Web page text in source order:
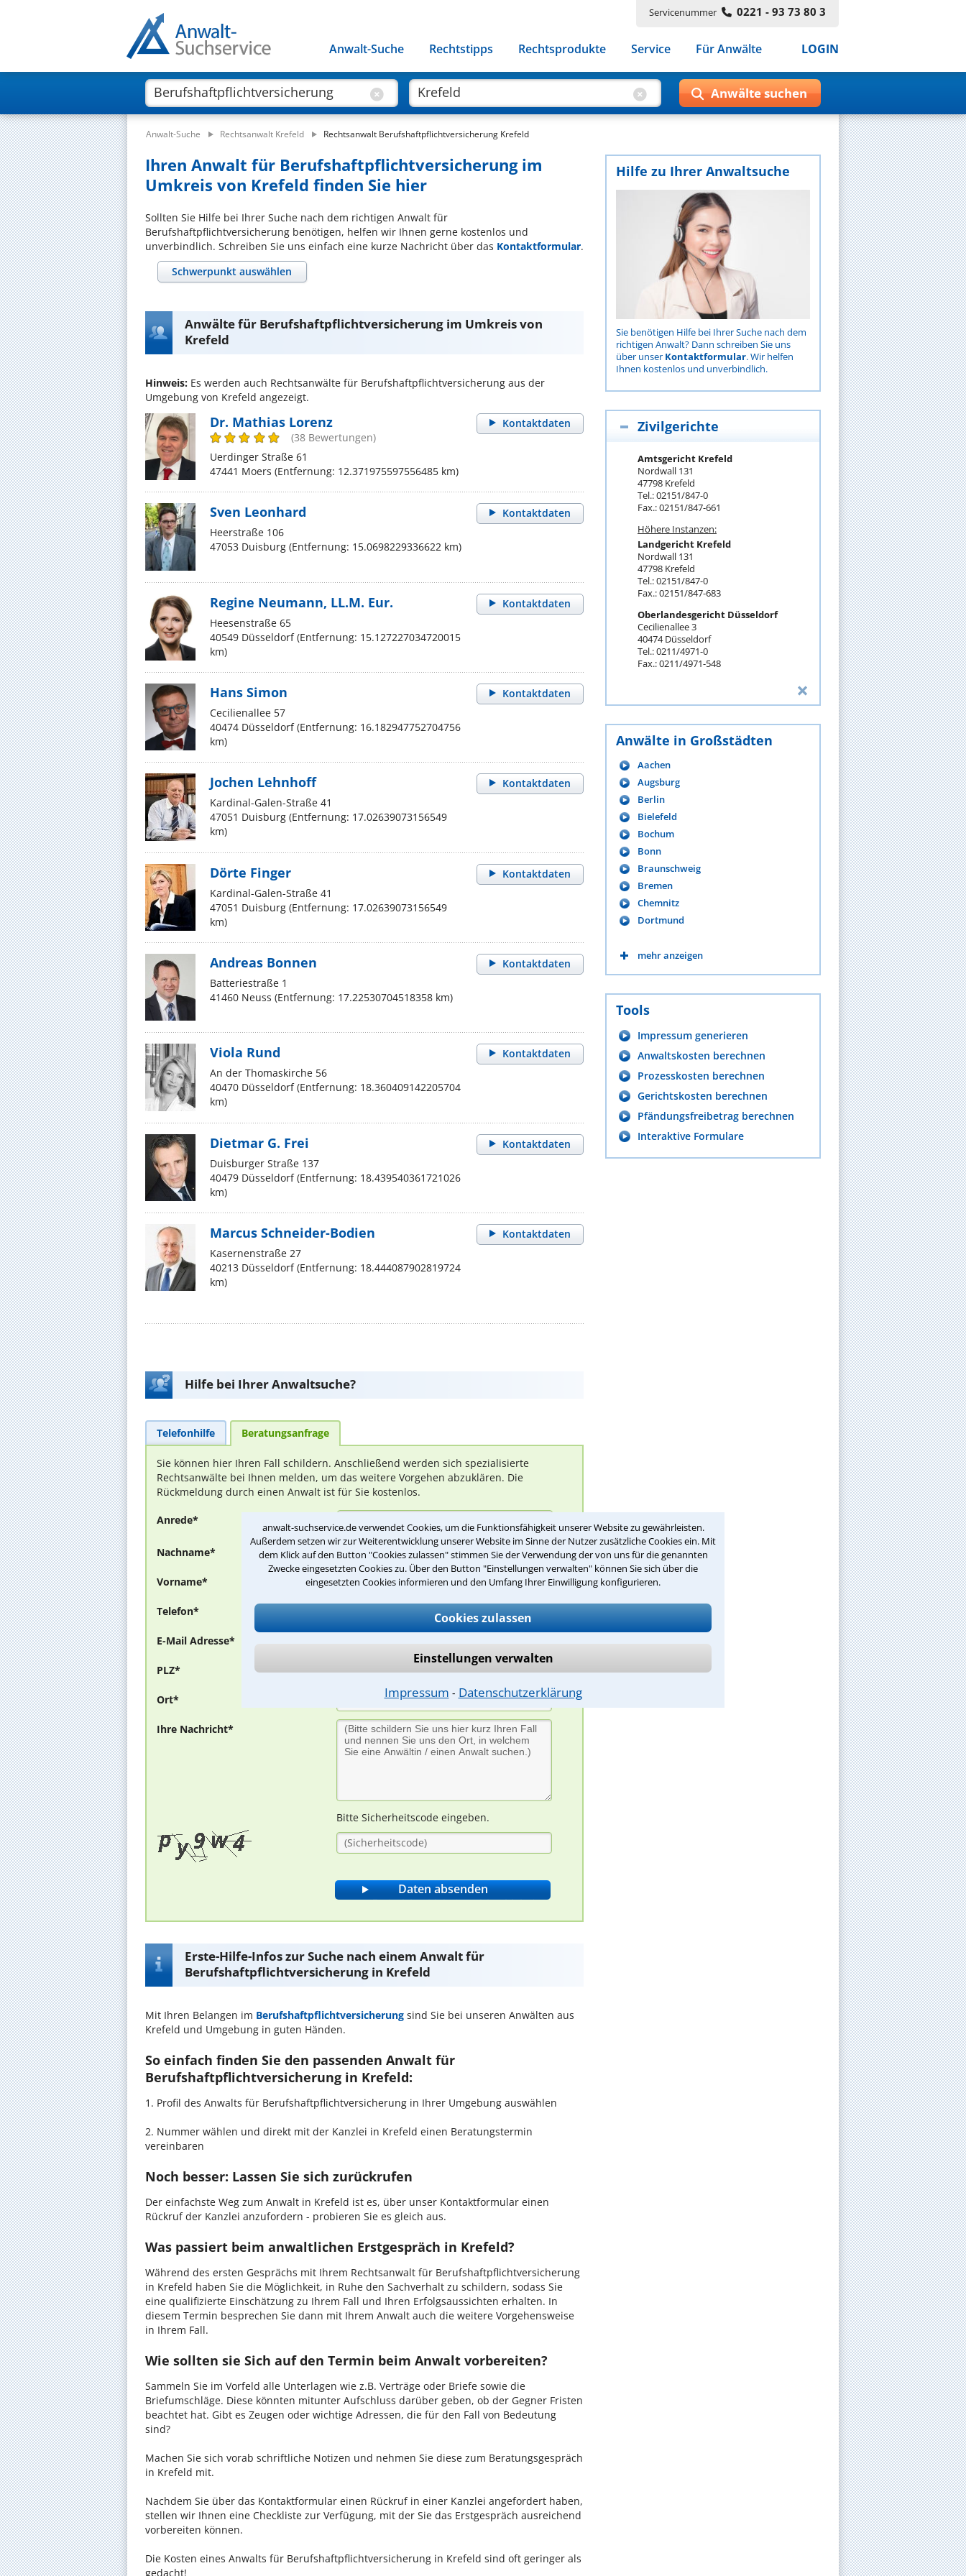
anwalt-suchservice.de verwendet Cookies, um die Funktionsfähigkeit unserer Website zu gewährleisten.
Außerdem setzen wir zur Weiterentwicklung unserer Website im Sinne der Nutzer zusätzliche Cookies ein. Mit
dem Klick auf den Button "Cookies zulassen" stimmen Sie der Verwendung der von uns für die genannten
Zwecke eingesetzten Cookies zu. Über den Button "Einstellungen verwalten" können Sie sich über die
eingesetzten Cookies informieren und den Umfang Ihrer Einwilligung konfigurieren.
Cookies zulassen
Einstellungen verwalten
Impressum ⁃ Datenschutzerklärung
Servicenummer 0221 - 93 73 80 3
Anwalt-Suche Rechtstipps Rechtsprodukte Service Für Anwälte LOGIN
Anwalt-Suche Rechtsanwalt Krefeld Rechtsanwalt Berufshaftpflichtversicherung Krefeld
Ihren Anwalt für Berufshaftpflichtversicherung im
Umkreis von Krefeld finden Sie hier
Sollten Sie Hilfe bei Ihrer Suche nach dem richtigen Anwalt für
Berufshaftpflichtversicherung benötigen, helfen wir Ihnen gerne kostenlos und
unverbindlich. Schreiben Sie uns einfach eine kurze Nachricht über das Kontaktformular.
Schwerpunkt auswählen
Anwälte für Berufshaftpflichtversicherung im Umkreis von
Krefeld
Hinweis: Es werden auch Rechtsanwälte für Berufshaftpflichtversicherung aus der
Umgebung von Krefeld angezeigt.
Kontaktdaten
Dr. Mathias Lorenz
(38 Bewertungen)
Uerdinger Straße 61
47441 Moers (Entfernung: 12.371975597556485 km)
Kontaktdaten
Sven Leonhard
Heerstraße 106
47053 Duisburg (Entfernung: 15.0698229336622 km)
Kontaktdaten
Regine Neumann, LL.M. Eur.
Heesenstraße 65
40549 Düsseldorf (Entfernung: 15.127227034720015
km)
Kontaktdaten
Hans Simon
Cecilienallee 57
40474 Düsseldorf (Entfernung: 16.182947752704756
km)
Kontaktdaten
Jochen Lehnhoff
Kardinal-Galen-Straße 41
47051 Duisburg (Entfernung: 17.02639073156549
km)
Kontaktdaten
Dörte Finger
Kardinal-Galen-Straße 41
47051 Duisburg (Entfernung: 17.02639073156549
km)
Kontaktdaten
Andreas Bonnen
Batteriestraße 1
41460 Neuss (Entfernung: 17.22530704518358 km)
Kontaktdaten
Viola Rund
An der Thomaskirche 56
40470 Düsseldorf (Entfernung: 18.360409142205704
km)
Kontaktdaten
Dietmar G. Frei
Duisburger Straße 137
40479 Düsseldorf (Entfernung: 18.439540361721026
km)
Kontaktdaten
Marcus Schneider-Bodien
Kasernenstraße 27
40213 Düsseldorf (Entfernung: 18.444087902819724
km)
Hilfe bei Ihrer Anwaltsuche?
Telefonhilfe Beratungsanfrage
Sie können hier Ihren Fall schildern. Anschließend werden sich spezialisierte
Rechtsanwälte bei Ihnen melden, um das weitere Vorgehen abzuklären. Die
Rückmeldung durch einen Anwalt ist für Sie kostenlos.
Anrede*
Nachname*
Vorname*
Telefon*
E-Mail Adresse*
PLZ*
Ort*
Ihre Nachricht*
Bitte Sicherheitscode eingeben.
Erste-Hilfe-Infos zur Suche nach einem Anwalt für
Berufshaftpflichtversicherung in Krefeld
Mit Ihren Belangen im Berufshaftpflichtversicherung sind Sie bei unseren Anwälten aus
Krefeld und Umgebung in guten Händen.
So einfach finden Sie den passenden Anwalt für
Berufshaftpflichtversicherung in Krefeld:
1. Profil des Anwalts für Berufshaftpflichtversicherung in Ihrer Umgebung auswählen
2. Nummer wählen und direkt mit der Kanzlei in Krefeld einen Beratungstermin
vereinbaren
Noch besser: Lassen Sie sich zurückrufen
Der einfachste Weg zum Anwalt in Krefeld ist es, über unser Kontaktformular einen
Rückruf der Kanzlei anzufordern - probieren Sie es gleich aus.
Was passiert beim anwaltlichen Erstgespräch in Krefeld?
Während des ersten Gesprächs mit Ihrem Rechtsanwalt für Berufshaftpflichtversicherung
in Krefeld haben Sie die Möglichkeit, in Ruhe den Sachverhalt zu schildern, sodass Sie
eine qualifizierte Einschätzung zu Ihrem Fall und Ihren Erfolgsaussichten erhalten. In
diesem Termin besprechen Sie dann mit Ihrem Anwalt auch die weitere Vorgehensweise
in Ihrem Fall.
Wie sollten sie Sich auf den Termin beim Anwalt vorbereiten?
Sammeln Sie im Vorfeld alle Unterlagen wie z.B. Verträge oder Briefe sowie die
Briefumschläge. Diese könnten mitunter Aufschluss darüber geben, ob der Gegner Fristen
beachtet hat. Gibt es Zeugen oder wichtige Adressen, die für den Fall von Bedeutung
sind?
Machen Sie sich vorab schriftliche Notizen und nehmen Sie diese zum Beratungsgespräch
in Krefeld mit.
Nachdem Sie über das Kontaktformular einen Rückruf in einer Kanzlei angefordert haben,
stellen wir Ihnen eine Checkliste zur Verfügung, mit der Sie das Erstgespräch ausreichend
vorbereiten können.
Die Kosten eines Anwalts für Berufshaftpflichtversicherung in Krefeld sind oft geringer als
gedacht!
Hilfe zu Ihrer Anwaltsuche
Sie benötigen Hilfe bei Ihrer Suche nach dem
richtigen Anwalt? Dann schreiben Sie uns
über unser Kontaktformular. Wir helfen
Ihnen kostenlos und unverbindlich.
Zivilgerichte
Amtsgericht Krefeld
Nordwall 131
47798 Krefeld
Tel.: 02151/847-0
Fax.: 02151/847-661
Höhere Instanzen:
Landgericht Krefeld
Nordwall 131
47798 Krefeld
Tel.: 02151/847-0
Fax.: 02151/847-683
Oberlandesgericht Düsseldorf
Cecilienallee 3
40474 Düsseldorf
Tel.: 0211/4971-0
Fax.: 0211/4971-548
Anwälte in Großstädten
Aachen
Augsburg
Berlin
Bielefeld
Bochum
Bonn
Braunschweig
Bremen
Chemnitz
Dortmund
mehr anzeigen
Tools
Impressum generieren
Anwaltskosten berechnen
Prozesskosten berechnen
Gerichtskosten berechnen
Pfändungsfreibetrag berechnen
Interaktive Formulare